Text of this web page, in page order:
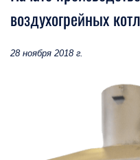
воздухогрейных
28 ноября 2018 г.